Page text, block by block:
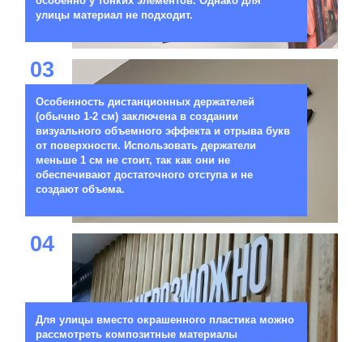
улицы материал не подходит.
03
Особенность дистанционных держателей
(обычно 1-2 см) заключена в создании
визуального объемного эффекта и отрыва букв
от поверхности. Использовать держатели
меньше 1 см не стоит, так как они не
обеспечивают достаточного отступа и не
создают объема.
04
Для улицы вместо окрашенного пластика можно
рассмотреть композитные материалы